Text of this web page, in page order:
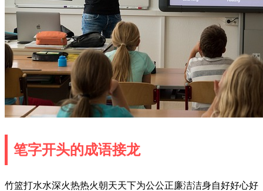
笔字开头的成语接龙
竹篮打水水深火热热火朝天天下为公公正廉洁洁身自好好心好